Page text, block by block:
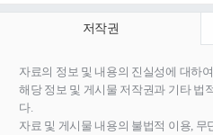
저작권
자료의 정보 및 내용의 진실성에 대하
해당 정보 및 게시물 저작권과 기타 법
다.
자료 및 게시물 내용의 불법적 이용, 무